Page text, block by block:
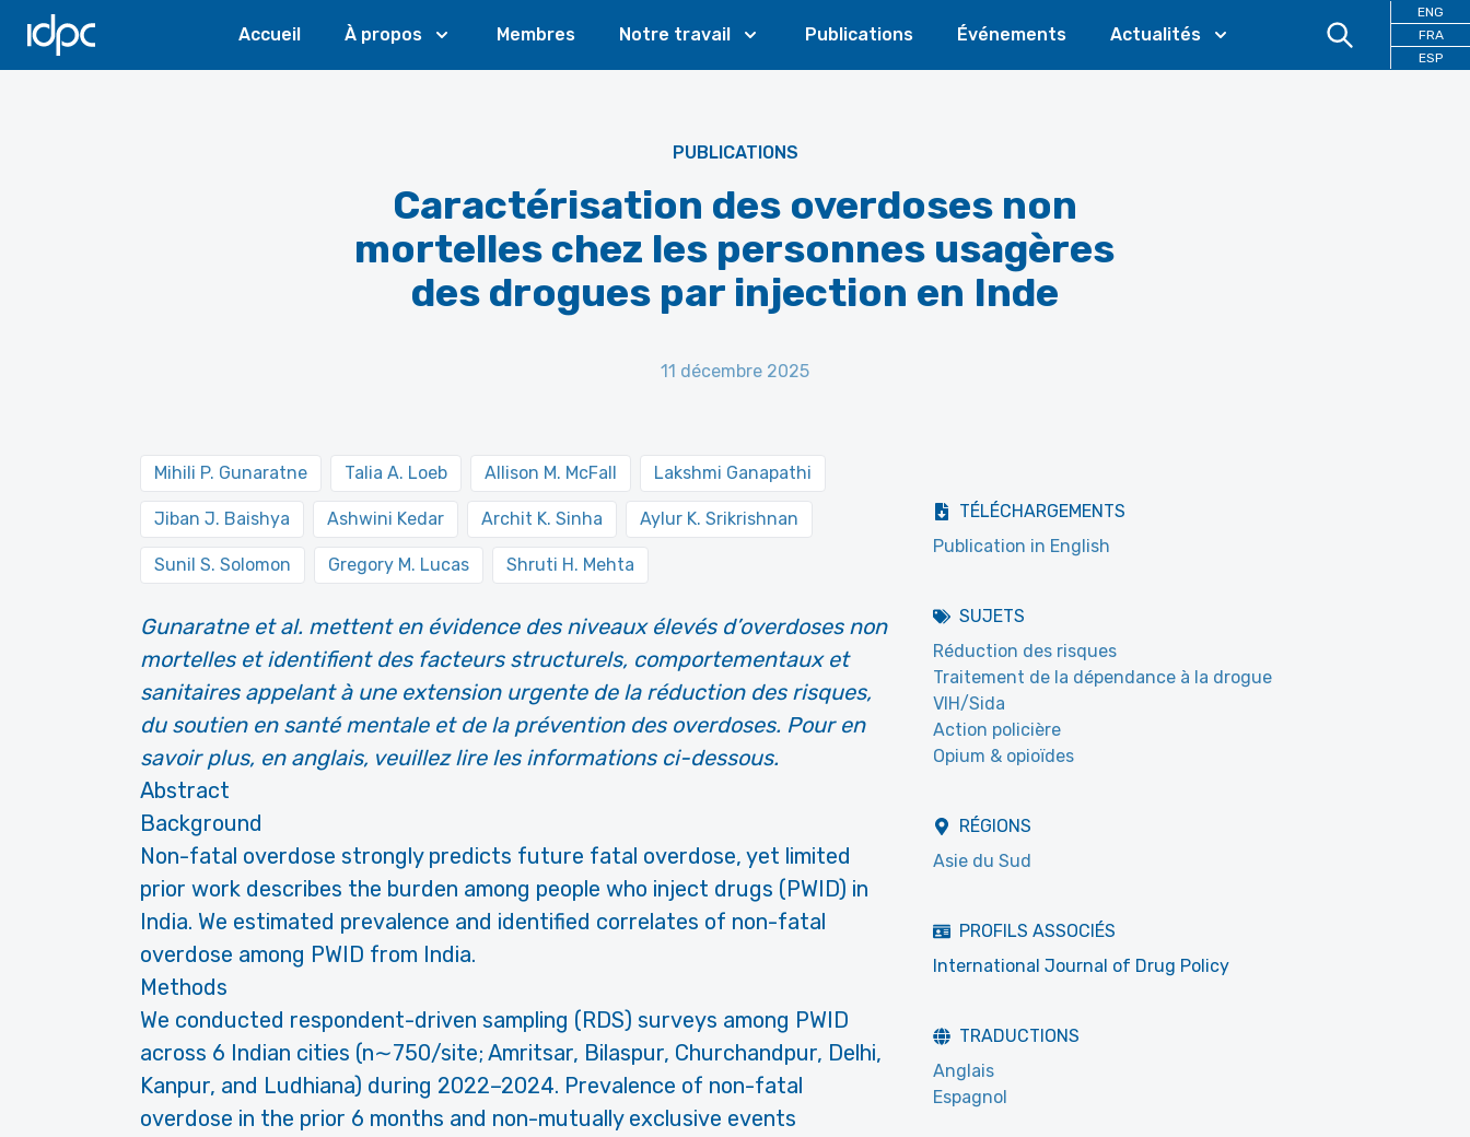
IDPC
Accueil À propos Membres Notre travail Publications Événements Actualités
ENG
FRA
ESP
PUBLICATIONS
Caractérisation des overdoses non
mortelles chez les personnes usagères
des drogues par injection en Inde
11 décembre 2025
Mihili P. Gunaratne Talia A. Loeb Allison M. McFall Lakshmi Ganapathi
Jiban J. Baishya Ashwini Kedar Archit K. Sinha Aylur K. Srikrishnan
Sunil S. Solomon Gregory M. Lucas Shruti H. Mehta
Gunaratne et al. mettent en évidence des niveaux élevés d’overdoses non
mortelles et identifient des facteurs structurels, comportementaux et
sanitaires appelant à une extension urgente de la réduction des risques,
du soutien en santé mentale et de la prévention des overdoses. Pour en
savoir plus, en anglais, veuillez lire les informations ci-dessous.
Abstract
Background
Non-fatal overdose strongly predicts future fatal overdose, yet limited
prior work describes the burden among people who inject drugs (PWID) in
India. We estimated prevalence and identified correlates of non-fatal
overdose among PWID from India.
Methods
We conducted respondent-driven sampling (RDS) surveys among PWID
across 6 Indian cities (n∼750/site; Amritsar, Bilaspur, Churchandpur, Delhi,
Kanpur, and Ludhiana) during 2022–2024. Prevalence of non-fatal
overdose in the prior 6 months and non-mutually exclusive events
TÉLÉCHARGEMENTS
Publication in English
SUJETS
Réduction des risques
Traitement de la dépendance à la drogue
VIH/Sida
Action policière
Opium & opioïdes
RÉGIONS
Asie du Sud
PROFILS ASSOCIÉS
International Journal of Drug Policy
TRADUCTIONS
Anglais
Espagnol